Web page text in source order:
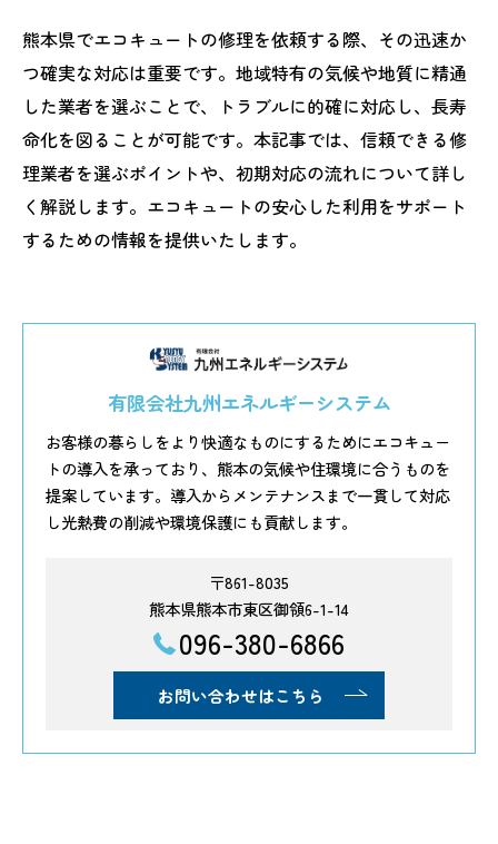
熊本県でエコキュートの修理を依頼する際、その迅速か
つ確実な対応は重要です。地域特有の気候や地質に精通
した業者を選ぶことで、トラブルに的確に対応し、長寿
命化を図ることが可能です。本記事では、信頼できる修
理業者を選ぶポイントや、初期対応の流れについて詳し
く解説します。エコキュートの安心した利用をサポート
するための情報を提供いたします。
有限会社九州エネルギーシステム
お客様の暮らしをより快適なものにするためにエコキュー
トの導入を承っており、熊本の気候や住環境に合うものを
提案しています。導入からメンテナンスまで一貫して対応
し光熱費の削減や環境保護にも貢献します。
〒861-8035
熊本県熊本市東区御領6-1-14
096-380-6866
お問い合わせはこちら